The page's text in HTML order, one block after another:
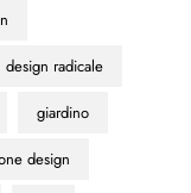
design radicale
giardino
design